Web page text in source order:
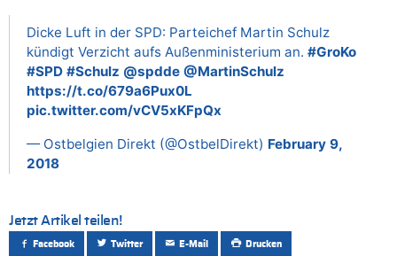
Dicke Luft in der SPD: Parteichef Martin Schulz
kündigt Verzicht aufs Außenministerium an. #GroKo
#SPD #Schulz @spdde @MartinSchulz
https://t.co/679a6Pux0L
pic.twitter.com/vCV5xKFpQx
— Ostbelgien Direkt (@OstbelDirekt) February 9,
2018
Jetzt Artikel teilen!
Facebook Twitter E-Mail Drucken